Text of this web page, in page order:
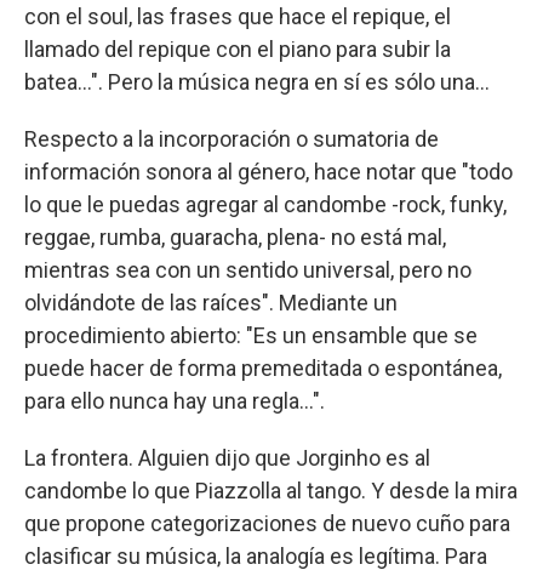
con el soul, las frases que hace el repique, el
llamado del repique con el piano para subir la
batea…". Pero la música negra en sí es sólo una...
Respecto a la incorporación o sumatoria de
información sonora al género, hace notar que "todo
lo que le puedas agregar al candombe -rock, funky,
reggae, rumba, guaracha, plena- no está mal,
mientras sea con un sentido universal, pero no
olvidándote de las raíces". Mediante un
procedimiento abierto: "Es un ensamble que se
puede hacer de forma premeditada o espontánea,
para ello nunca hay una regla…".
La frontera. Alguien dijo que Jorginho es al
candombe lo que Piazzolla al tango. Y desde la mira
que propone categorizaciones de nuevo cuño para
clasificar su música, la analogía es legítima. Para